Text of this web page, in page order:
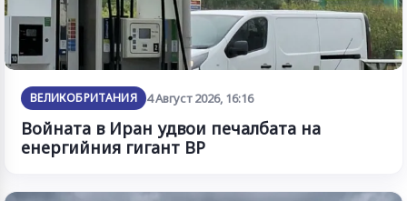
ВЕЛИКОБРИТАНИЯ 4 Август 2026, 16:16
Войната в Иран удвои печалбата на
енергийния гигант BP